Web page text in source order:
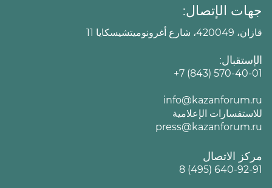
جهات الإتصال:
قازان، 420049، شارع أغرونوميتشيسكايا 11
الإستقبال:
+7 (843) 570-40-01
info@kazanforum.ru
للاستفسارات الإعلامية
press@kazanforum.ru
مركز الاتصال
8 (495) 640-92-91